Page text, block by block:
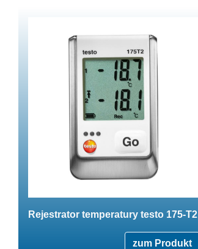
Rejestrator temperatury testo 175-T2
zum Produkt